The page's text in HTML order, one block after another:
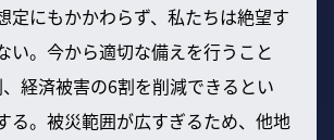
定にもかかわらず、私たちは絶望す
い。今から適切な備えを行うこと
経済被害の6割を削減できるとい
る。被災範囲が広すぎるため、他地